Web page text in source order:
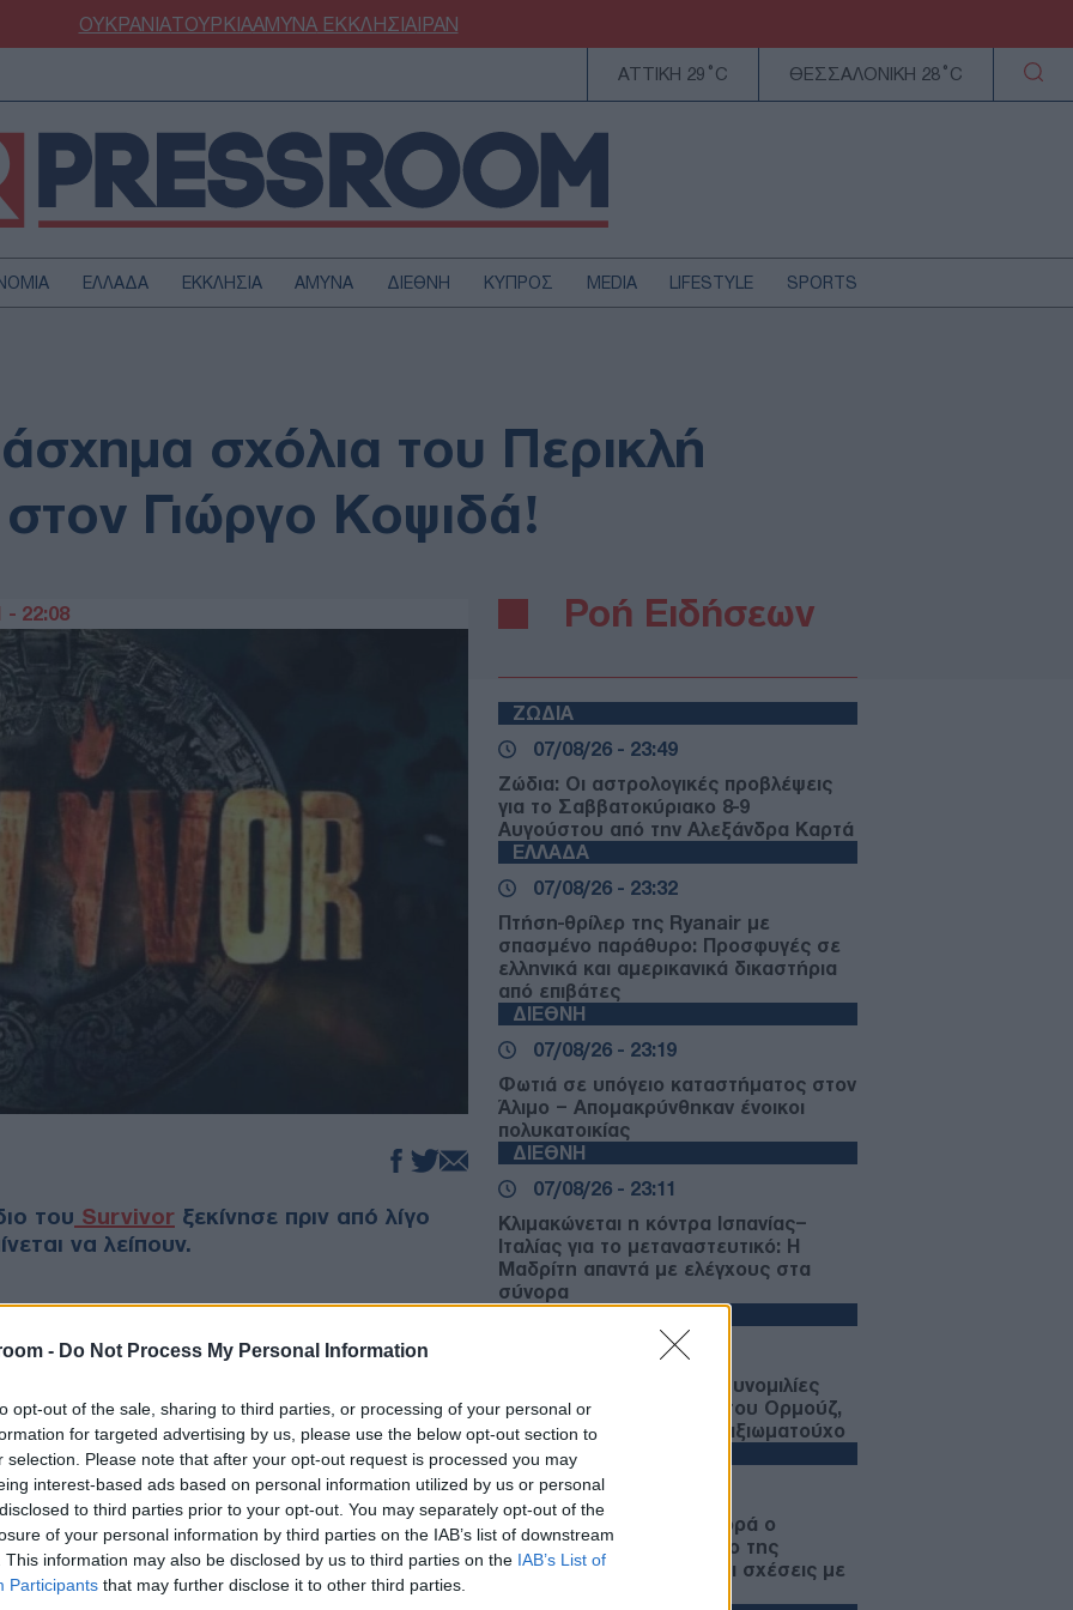
- Do Not Process My Personal Information
opt-out of the sale, sharing to third parties, or processing of your personal or
for targeted advertising by us, please use the below opt-out section to
selection. Please note that after your opt-out request is processed you may
interest-based ads based on personal information utilized by us or personal
to third parties prior to your opt-out. You may separately opt-out of the
of your personal information by third parties on the IAB’s list of downstream
This information may also be disclosed by us to third parties on the IAB’s List of
Participants that may further disclose it to other third parties.
ΟΥΚΡΑΝΙΑΤΟΥΡΚΙΑΑΜΥΝΑΕΚΚΛΗΣΙΑΙΡΑΝ
ΑΤΤΙΚΗ 29°C ΘΕΣΣΑΛΟΝΙΚΗ 28°C
ΕΛΛΑΔΑ ΕΚΚΛΗΣΙΑ ΑΜΥΝΑ ΔΙΕΘΝΗ ΚΥΠΡΟΣ MEDIA LIFESTYLE SPORTS
ΥΓΕΙΑ
ΤΕΧΝΟΛΟΓΙΑ
ΑΡΘΡΟΓΡΑΦΙΑ
σχόλια του Περικλή
Γιώργο Κοψιδά!
- 22:08
του Survivor ξεκίνησε πριν από λίγο
να λείπουν.
πλέον δεν υπάρχουν «» και «», αλλά κόκκινοι
έχουν εγκλιματιστεί στις νέες
κάποιοι που ψάχνουν αφορμές για να
Ροή Ειδήσεων
ΖΩΔΙΑ
07/08/26 - 23:49
Ζώδια: Οι αστρολογικές προβλέψεις
για το Σαββατοκύριακο 8-9
Αυγούστου από την Αλεξάνδρα Καρτά
ΕΛΛΑΔΑ
07/08/26 - 23:32
Πτήση-θρίλερ της Ryanair με
σπασμένο παράθυρο: Προσφυγές σε
ελληνικά και αμερικανικά δικαστήρια
από επιβάτες
ΔΙΕΘΝΗ
07/08/26 - 23:19
Φωτιά σε υπόγειο καταστήματος στον
Άλιμο – Απομακρύνθηκαν ένοικοι
πολυκατοικίας
ΔΙΕΘΝΗ
07/08/26 - 23:11
Κλιμακώνεται η κόντρα Ισπανίας–
Ιταλίας για το μεταναστευτικό: Η
Μαδρίτη απαντά με ελέγχους στα
σύνορα
07/08/26 - 22:51
Reuters: Πρόοδος στις συνομιλίες
Ομάν–Ιράν για τα Στενά του Ορμούζ,
σύμφωνα με Αμερικανό αξιωματούχο
ΔΙΕΘΝΗ
07/08/26 - 22:29
Στη Σερβία για πρώτη φορά ο
Ζελένσκι — Στο επίκεντρο της
ατζέντας ΕΕ, ενέργεια και σχέσεις με